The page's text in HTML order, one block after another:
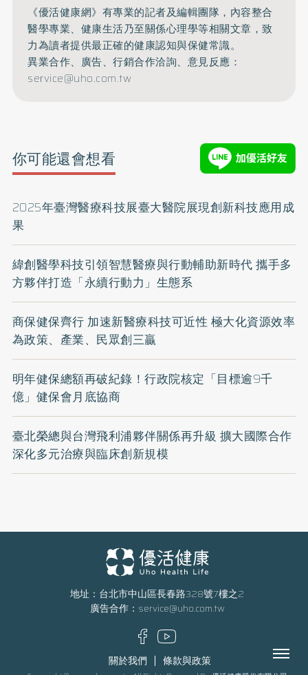
《優活健康網》有專業的記者及編輯團隊，內容整合
醫學專業、健康生活乃至關係心理學等相關文章，致
力為讀者提供最正確的健康認知與保健常識。
異業合作、廣告、行銷合作洽詢、意見反應：
service@uho.com.tw
你可能還會想看
2025年臺灣醫療科技展臺大醫院展現創新科技應用成
果
緯創醫學科技引領智慧醫療與行動輔助新時代 攜手多
方夥伴打造「永續行動力」生態系
商保健保齊行 加速新醫療科技可近性 極大化資源效率
為政策、產業、民眾創三贏
明年健保總額再破紀錄！行政院核定「目標逾9千
億」健保會月底協商
臺北榮總與台灣飛利浦夥伴關係再升級 擴大國際合作
深化多元治療與臨床創新規模
地址：台北市中山區長春路328號7樓之2
廣告合作： service@uho.com.tw
關於我們 條款與政策 Menu